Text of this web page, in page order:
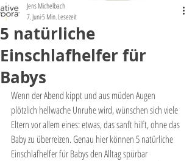
5 natürliche
Einschlafhelfer für
Babys
Jens Michelbach
7. Juni5 Min. Lesezeit
Wenn der Abend kippt und aus müden Augen
plötzlich hellwache Unruhe wird, wünschen sich viele
Eltern vor allem eines: etwas, das sanft hilft, ohne das
Baby zu überreizen. Genau hier können 5 natürliche
Einschlafhelfer für Babys den Alltag spürbar